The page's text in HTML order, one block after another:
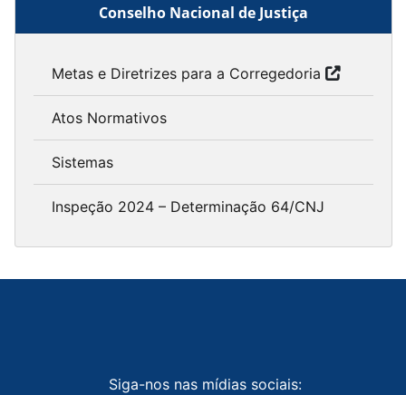
Conselho Nacional de Justiça
Metas e Diretrizes para a Corregedoria
Atos Normativos
Sistemas
Inspeção 2024 – Determinação 64/CNJ
Siga-nos nas mídias sociais: